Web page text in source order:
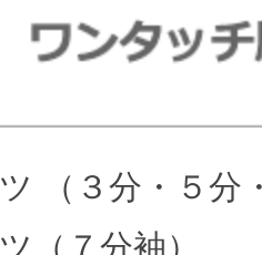
（３分・５分
（７分袖）